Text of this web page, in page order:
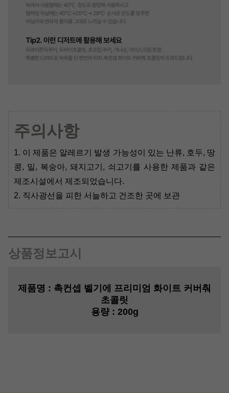
주의사항
1. 이 제품은 알레르기 발생 가능성이 있는 난류, 호두, 땅
콩, 밀, 복숭아, 돼지고기, 쇠고기를 사용한 제품과 같은
제조시설에서 제조되었습니다.
2. 직사광선을 피한 서늘하고 건조한 곳에 보관
상품정보고시
제품명 : 촉컨셉 벨기에 프리미엄 화이트 커버춰
초콜릿
용량: 200g